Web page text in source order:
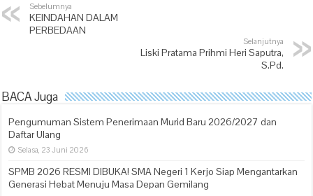
Sebelumnya
KEINDAHAN DALAM
PERBEDAAN
Selanjutnya
Liski Pratama Prihmi Heri Saputra,
S.Pd.
BACA Juga
Pengumuman Sistem Penerimaan Murid Baru 2026/2027 dan
Daftar Ulang
Selasa, 23 Juni 2026
SPMB 2026 RESMI DIBUKA! SMA Negeri 1 Kerjo Siap Mengantarkan
Generasi Hebat Menuju Masa Depan Gemilang